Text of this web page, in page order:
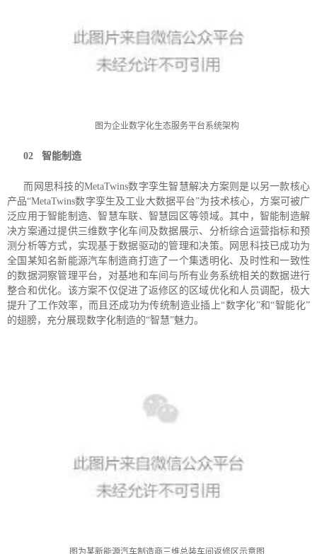
图为企业数字化生态服务平台系统架构
02智能制造
而网思科技的MetaTwins数字孪生智慧解决方案则是以另一款核心
产品“MetaTwins数字孪生及工业大数据平台”为技术核心，方案可被广
泛应用于智能制造、智慧车联、智慧园区等领域。其中，智能制造解
决方案通过提供三维数字化车间及数据展示、分析综合运营指标和预
测分析等方式，实现基于数据驱动的管理和决策。网思科技已成功为
全国某知名新能源汽车制造商打造了一个集透明化、及时性和一致性
的数据洞察管理平台，对基地和车间与所有业务系统相关的数据进行
整合和优化。该方案不仅促进了返修区的区域优化和人员调配，极大
提升了工作效率，而且还成功为传统制造业插上“数字化”和“智能化”
的翅膀，充分展现数字化制造的“智慧”魅力。
图为某新能源汽车制造商三维总装车间返修区示意图